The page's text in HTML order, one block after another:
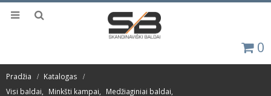
0
Pradžia
Katalogas
Visi baldai, Minkšti kampai, Medžiaginiai baldai,